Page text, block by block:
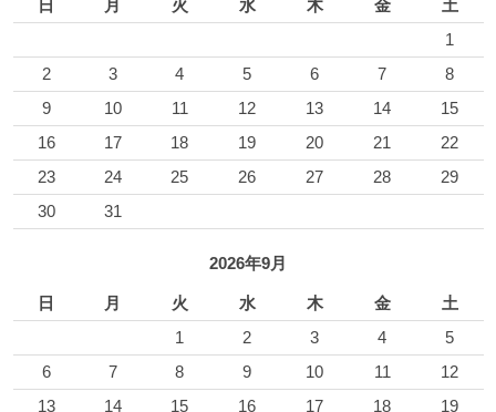
日 月 火 水 木 金
土
1
2
3 4 5 6 7
8
9
10 11 12 13 14
15
16
17 18 19 20 21
22
23
24 25 26 27 28
29
30
31
2026年9月
日 月 火 水 木 金
土
1
2 3 4
5
6
7 8 9 10 11
12
13
14 15 16 17 18
19